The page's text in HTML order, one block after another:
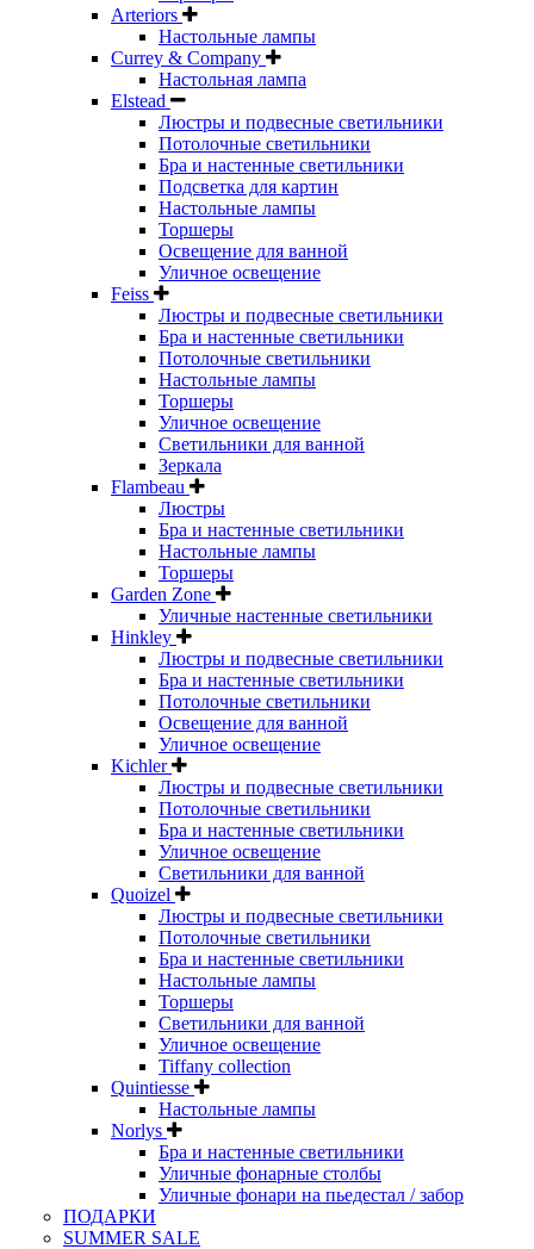
Arteriors
Настольные лампы
Currey & Company
Настольная лампа
Elstead
Люстры и подвесные светильники
Потолочные светильники
Бра и настенные светильники
Подсветка для картин
Настольные лампы
Торшеры
Освещение для ванной
Уличное освещение
Feiss
Люстры и подвесные светильники
Бра и настенные светильники
Потолочные светильники
Настольные лампы
Торшеры
Уличное освещение
Светильники для ванной
Зеркала
Flambeau
Люстры
Бра и настенные светильники
Настольные лампы
Торшеры
Garden Zone
Уличные настенные светильники
Hinkley
Люстры и подвесные светильники
Бра и настенные светильники
Потолочные светильники
Освещение для ванной
Уличное освещение
Kichler
Люстры и подвесные светильники
Потолочные светильники
Бра и настенные светильники
Уличное освещение
Светильники для ванной
Quoizel
Люстры и подвесные светильники
Потолочные светильники
Бра и настенные светильники
Настольные лампы
Торшеры
Светильники для ванной
Уличное освещение
Tiffany collection
Quintiesse
Настольные лампы
Norlys
Бра и настенные светильники
Уличные фонарные столбы
Уличные фонари на пьедестал / забор
ПОДАРКИ
SUMMER SALE